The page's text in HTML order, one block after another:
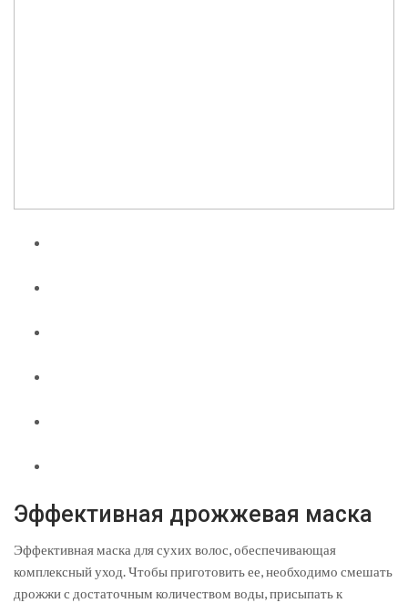
Эффективная дрожжевая маска
Эффективная маска для сухих волос, обеспечивающая
комплексный уход. Чтобы приготовить ее, необходимо смешать
дрожжи с достаточным количеством воды, присыпать к